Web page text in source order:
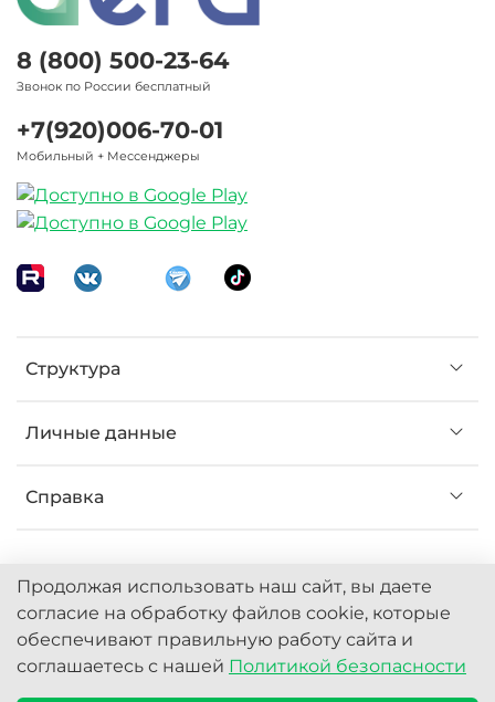
Структура
Личные данные
Справка
8 (800) 500-23-64
Звонок по России бесплатный
+7(920)006-70-01
Мобильный + Мессенджеры
© 2022 Любое использование контента без
письменного разрешения запрещено
Продолжая использовать наш сайт, вы даете
согласие на обработку файлов cookie, которые
обеспечивают правильную работу сайта и
соглашаетесь с нашей Политикой безопасности